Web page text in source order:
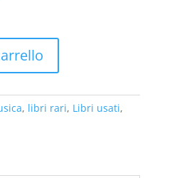
, libri rari, Libri usati,